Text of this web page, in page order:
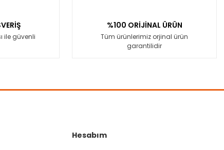
bulunuyor.
daha pahalı.
ile güvenli
%100 ORİJİNAL ÜRÜN
Tüm ürünlerimiz orjinal ürün
garantilidir
Hesabım